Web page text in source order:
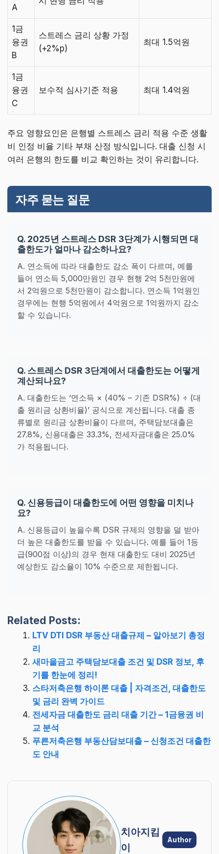
A
1금
융권
B
스트레스 금리 상황 가정
(+2%p)
최대 1.5억원
1금
융권
C
보수적 심사기준 적용 최대 1.4억원
주요 영향요인은 은행별 스트레스 금리 적용 수준 생활
비 인정 비율 기타 부채 산정 방식입니다. 대출 신청 시
여러 은행의 한도를 비교 확인하는 것이 유리합니다.
자주 묻는 질문
Q. 2025년 스트레스 DSR 3단계가 시행되면 대
출한도가 얼마나 감소하나요?
A. 연소득에 따라 대출한도 감소 폭이 다르며, 예를
들어 연소득 5,000만원인 경우 현행 2억 5천만원에
서 2억원으로 5천만원이 감소합니다. 연소득 1억원인
경우에는 현행 5억원에서 4억원으로 1억원까지 감소
할 수 있습니다.
Q. 스트레스 DSR 3단계에서 대출한도는 어떻게
계산되나요?
A. 대출한도는 ‘연소득 × (40% – 기존 DSR%) ÷ (대
출 원리금 상환비율)’ 공식으로 계산됩니다. 대출 종
류별로 원리금 상환비율이 다르며, 주택담보대출은
27.8%, 신용대출은 33.3%, 전세자금대출은 25.0%
가 적용됩니다.
Q. 신용등급이 대출한도에 어떤 영향을 미치나
요?
A. 신용등급이 높을수록 DSR 규제의 영향을 덜 받아
더 높은 대출한도를 받을 수 있습니다. 예를 들어 1등
급(900점 이상)의 경우 현재 대출한도 대비 2025년
예상한도 감소율이 10% 수준으로 제한됩니다.
Related Posts:
LTV DTI DSR 부동산 대출규제 – 알아보기 총정
리
새마을금고 주택담보대출 조건 및 DSR 정보, 후
기를 한눈에 정리!
스타저축은행 하이론 대출 | 자격조건, 대출한도
및 금리 완벽 가이드
전세자금 대출한도 금리 대출 기간 – 1금융권 비
교 분석
푸른저축은행 부동산담보대출 – 신청조건 대출한
도 안내
치아지킴
이
Author